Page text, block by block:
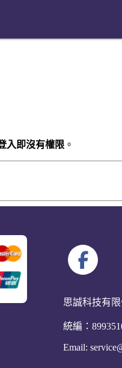
入即沒有權限 。
思誠科技有限
統編：
Email: